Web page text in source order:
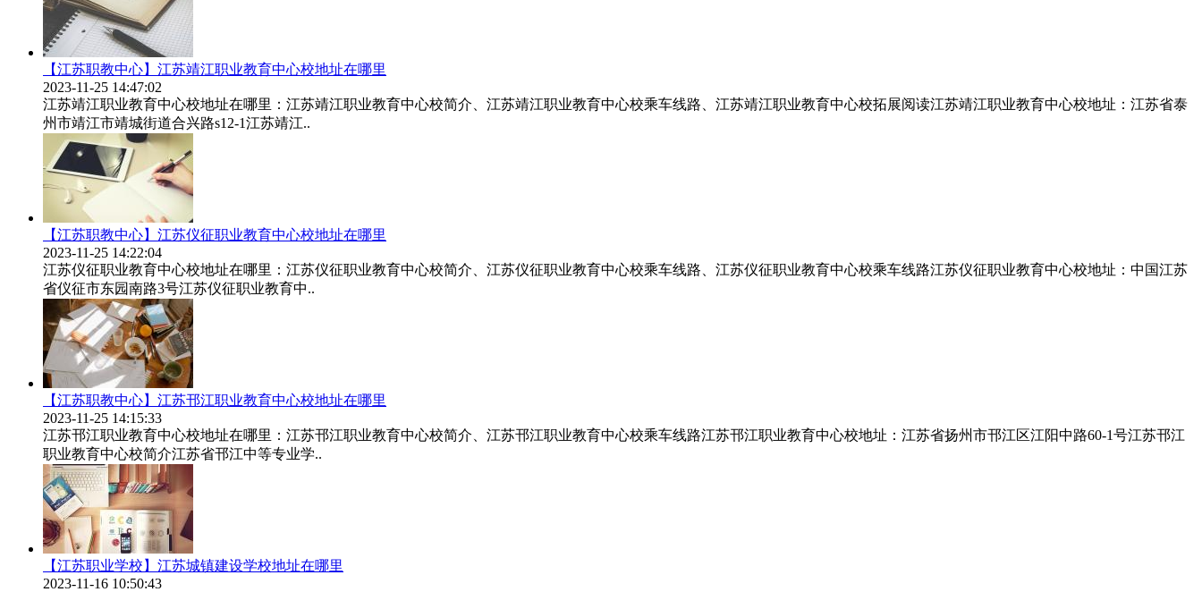
【江苏职教中心】江苏靖江职业教育中心校地址在哪里
2023-11-25 14:47:02
江苏靖江职业教育中心校地址在哪里：江苏靖江职业教育中心校简介、江苏靖江职业教育中心校乘车线路、江苏靖江职业教育中心校拓展阅读江苏靖江职业教育中心校地址：江苏省泰
州市靖江市靖城街道合兴路s12-1江苏靖江..
【江苏职教中心】江苏仪征职业教育中心校地址在哪里
2023-11-25 14:22:04
江苏仪征职业教育中心校地址在哪里：江苏仪征职业教育中心校简介、江苏仪征职业教育中心校乘车线路、江苏仪征职业教育中心校乘车线路江苏仪征职业教育中心校地址：中国江苏
省仪征市东园南路3号江苏仪征职业教育中..
【江苏职教中心】江苏邗江职业教育中心校地址在哪里
2023-11-25 14:15:33
江苏邗江职业教育中心校地址在哪里：江苏邗江职业教育中心校简介、江苏邗江职业教育中心校乘车线路江苏邗江职业教育中心校地址：江苏省扬州市邗江区江阳中路60-1号江苏邗江
职业教育中心校简介江苏省邗江中等专业学..
【江苏职业学校】江苏城镇建设学校地址在哪里
2023-11-16 10:50:43